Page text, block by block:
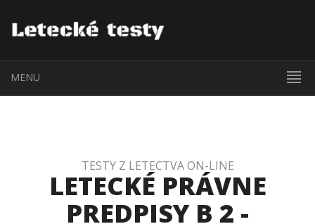
MENU
TESTY Z LETECTVA ON-LINE
LETECKÉ PRÁVNE
PREDPISY B 2 -